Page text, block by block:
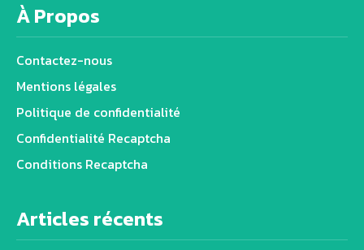
À Propos
Contactez-nous
Mentions légales
Politique de confidentialité
Confidentialité Recaptcha
Conditions Recaptcha
Articles récents